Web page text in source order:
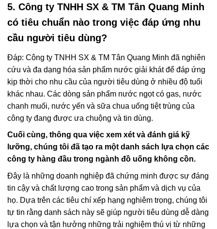
5. Công ty TNHH SX & TM Tân Quang Minh
có tiêu chuẩn nào trong việc đáp ứng nhu
cầu người tiêu dùng?
Đáp: Công ty TNHH SX & TM Tân Quang Minh đã nghiên
cứu và đa dạng hóa sản phẩm nước giải khát để đáp ứng
kịp thời cho nhu cầu của người tiêu dùng ở nhiều độ tuổi
khác nhau. Các dòng sản phẩm nước ngọt có gas, nước
chanh muối, nước yến và sữa chua uống tiệt trùng của
công ty đang được ưa chuộng và tin dùng.
Cuối cùng, thông qua việc xem xét và đánh giá kỹ
lưỡng, chúng tôi đã tạo ra một danh sách lựa chọn các
công ty hàng đầu trong ngành đồ uống không cồn.
Đây là những doanh nghiệp đã chứng minh được sự đáng
tin cậy và chất lượng cao trong sản phẩm và dịch vụ của
họ. Dựa trên các tiêu chí xếp hạng nghiêm trọng, chúng tôi
tự tin rằng danh sách này sẽ giúp người tiêu dùng dễ dàng
lựa chọn và tận hưởng những trải nghiệm thú vị từ những